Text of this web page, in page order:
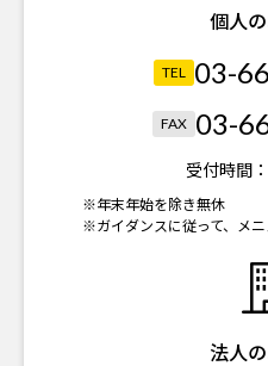
個人
TEL 03-
FAX 03-
受付時間：
※年末年始を除き無休
※ガイダンスに従って、メニ
法人